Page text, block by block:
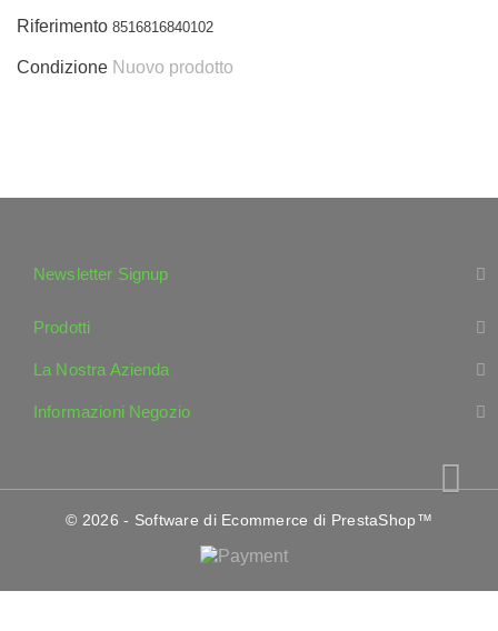
Riferimento 8516816840102
Condizione Nuovo prodotto
Newsletter Signup
Prodotti
La Nostra Azienda
Informazioni Negozio
© 2026 - Software di Ecommerce di PrestaShop™